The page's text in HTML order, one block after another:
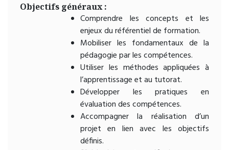
Objectifs généraux :
Comprendre les concepts et les
enjeux du référentiel de formation.
Mobiliser les fondamentaux de la
pédagogie par les compétences.
Utiliser les méthodes appliquées à
l’apprentissage et au tutorat.
Développer les pratiques en
évaluation des compétences.
Accompagner la réalisation d’un
projet en lien avec les objectifs
définis.